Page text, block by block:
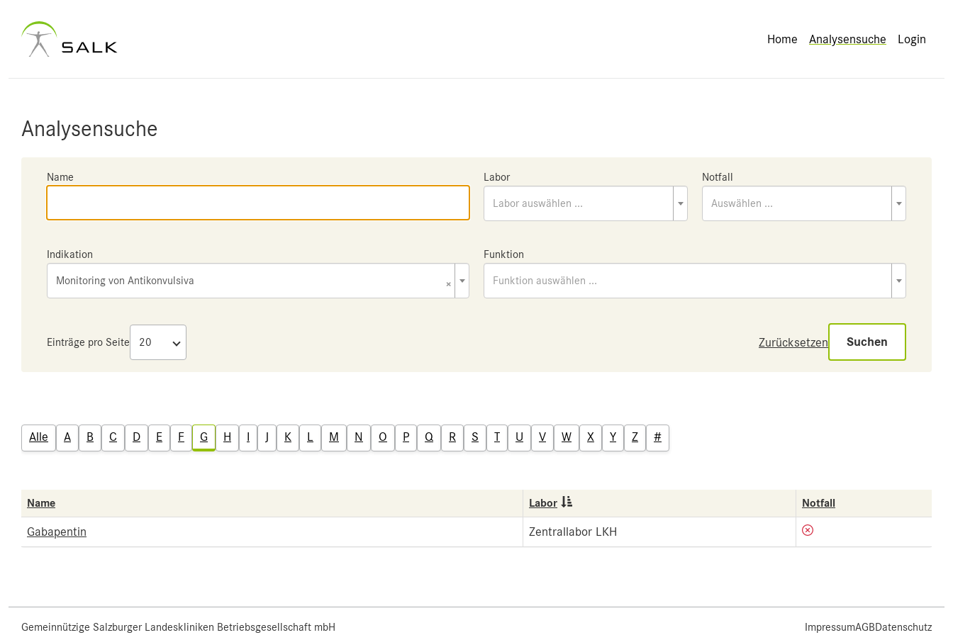
Home Analysensuche Login
Analysensuche
Name Labor
Labor auswählen ...
Notfall
Auswählen ...
Indikation
×
Monitoring von Antikonvulsiva
Funktion
Funktion auswählen ...
Einträge pro Seite Zurücksetzen Suchen
Alle A B C D E F G H I J K L M N O P Q R S T U V W X Y Z #
Name Labor Notfall
Gabapentin Zentrallabor LKH
Gemeinnützige Salzburger Landeskliniken Betriebsgesellschaft mbH ImpressumAGBDatenschutz